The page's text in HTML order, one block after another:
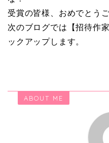
受賞の皆様、おめでとう
次のブログでは【招待作
ックアップします。
ABOUT ME